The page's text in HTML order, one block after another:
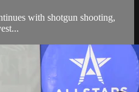
with shotgun shooting,